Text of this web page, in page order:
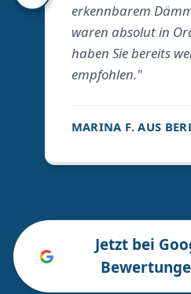
erkennbarem
waren absolut in
haben Sie bereits
empfohlen."
MARINA F. AUS
Jetzt bei